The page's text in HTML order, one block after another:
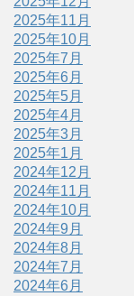
2025年11月
2025年10月
2025年7月
2025年6月
2025年5月
2025年4月
2025年3月
2025年1月
2024年12月
2024年11月
2024年10月
2024年9月
2024年8月
2024年7月
2024年6月